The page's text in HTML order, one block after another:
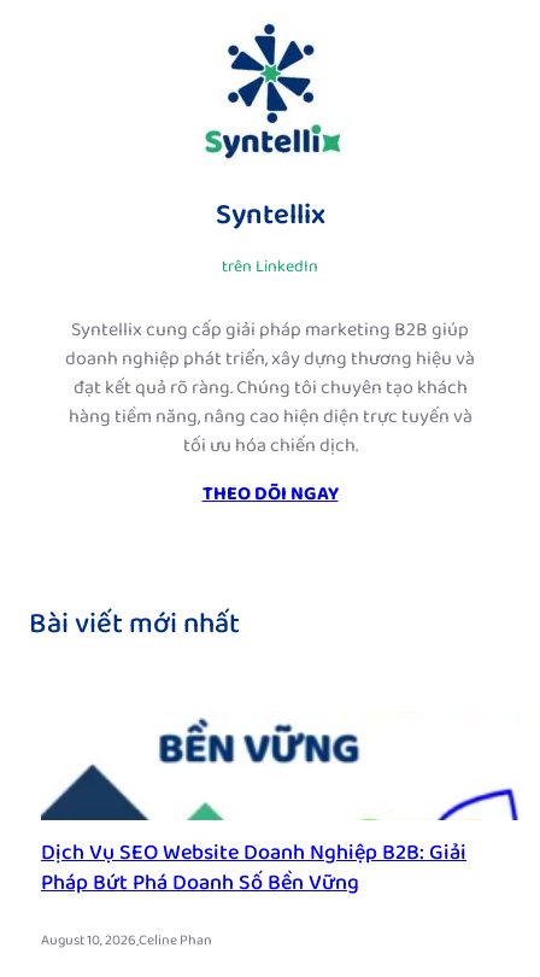
Syntellix
trên LinkedIn
Syntellix cung cấp giải pháp marketing B2B giúp
doanh nghiệp phát triển, xây dựng thương hiệu và
đạt kết quả rõ ràng. Chúng tôi chuyên tạo khách
hàng tiềm năng, nâng cao hiện diện trực tuyến và
tối ưu hóa chiến dịch.
THEO DÕI NGAY
Bài viết mới nhất
Dịch Vụ SEO Website Doanh Nghiệp B2B: Giải
Pháp Bứt Phá Doanh Số Bền Vững
August 10, 2026.Celine Phan